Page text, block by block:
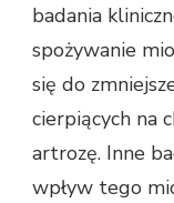
badania
spożywanie
się do
cierpiących na
artrozę. Inne
wpływ tego